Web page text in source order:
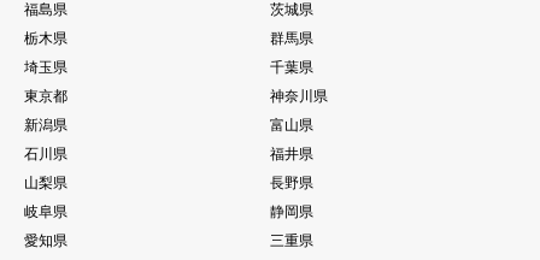
福島県
茨城県
栃木県
群馬県
埼玉県
千葉県
東京都
神奈川県
新潟県
富山県
石川県
福井県
山梨県
長野県
岐阜県
静岡県
愛知県
三重県